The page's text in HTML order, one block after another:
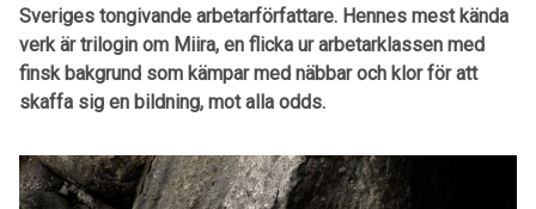
Sveriges tongivande arbetarförfattare. Hennes mest kända
verk är trilogin om Miira, en flicka ur arbetarklassen med
finsk bakgrund som kämpar med näbbar och klor för att
skaffa sig en bildning, mot alla odds.